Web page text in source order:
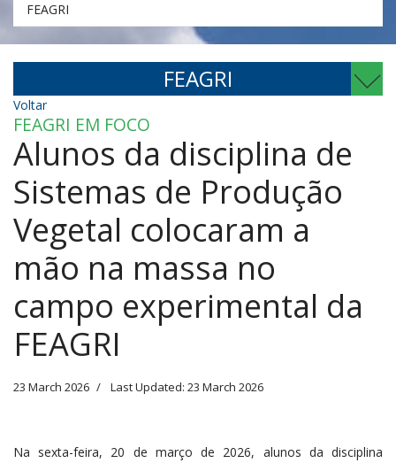
FEAGRI
FEAGRI
Voltar
FEAGRI EM FOCO
Alunos da disciplina de
Sistemas de Produção
Vegetal colocaram a
mão na massa no
campo experimental da
FEAGRI
23 March 2026 Last Updated: 23 March 2026
Na sexta-feira, 20 de março de 2026, alunos da disciplina